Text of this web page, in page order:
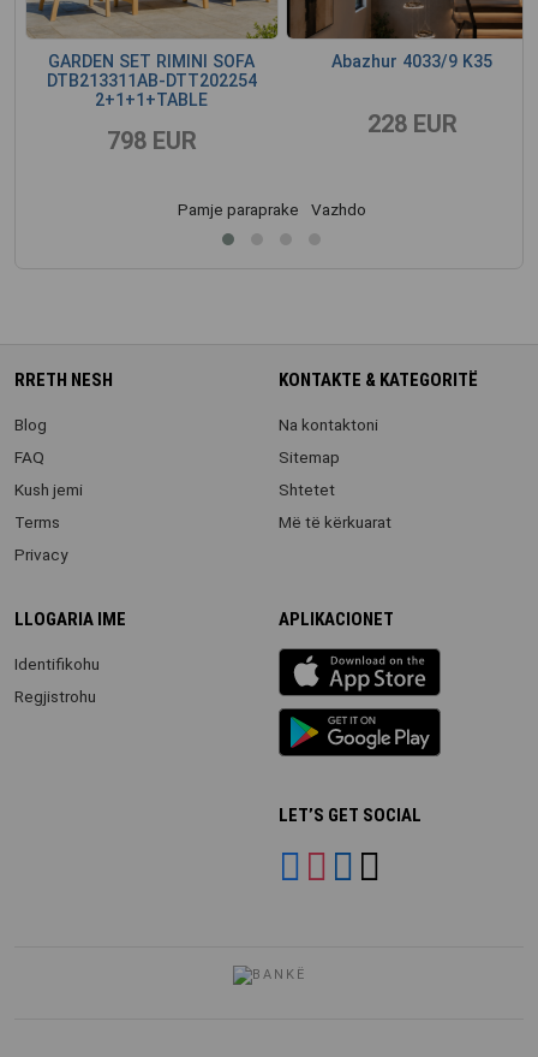
GARDEN SET RIMINI SOFA
DTB213311AB-DTT202254
2+1+1+TABLE
798 EUR
Abazhur 4033/9 K35
228 EUR
Pamje paraprake Vazhdo
RRETH NESH
Blog
FAQ
Kush jemi
Terms
Privacy
KONTAKTE & KATEGORITË
Na kontaktoni
Sitemap
Shtetet
Më të kërkuarat
LLOGARIA IME
Identifikohu
Regjistrohu
APLIKACIONET
iOS
app
Android
App
LET’S GET SOCIAL